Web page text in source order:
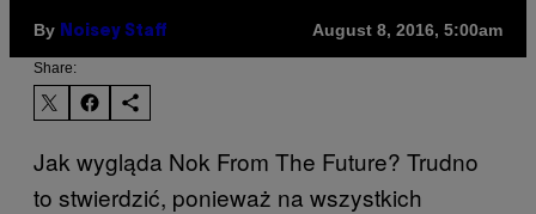
By Noisey Staff August 8, 2016, 5:00am
Share:
Jak wygląda Nok From The Future? Trudno
to stwierdzić, ponieważ na wszystkich